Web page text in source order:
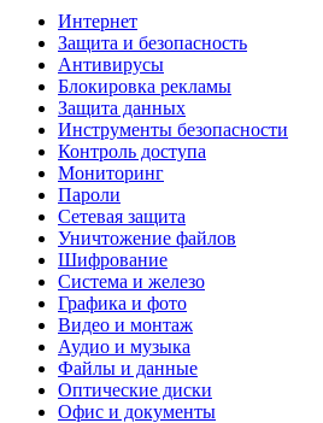
Интернет
Защита и безопасность
Антивирусы
Блокировка рекламы
Защита данных
Инструменты безопасности
Контроль доступа
Мониторинг
Пароли
Сетевая защита
Уничтожение файлов
Шифрование
Система и железо
Графика и фото
Видео и монтаж
Аудио и музыка
Файлы и данные
Оптические диски
Офис и документы